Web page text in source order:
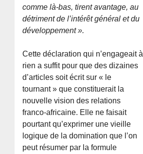
comme là-bas, tirent avantage, au
détriment de l’intérêt général et du
développement ».
Cette déclaration qui n’engageait à
rien a suffit pour que des dizaines
d’articles soit écrit sur « le
tournant » que constituerait la
nouvelle vision des relations
franco-africaine. Elle ne faisait
pourtant qu’exprimer une vieille
logique de la domination que l’on
peut résumer par la formule